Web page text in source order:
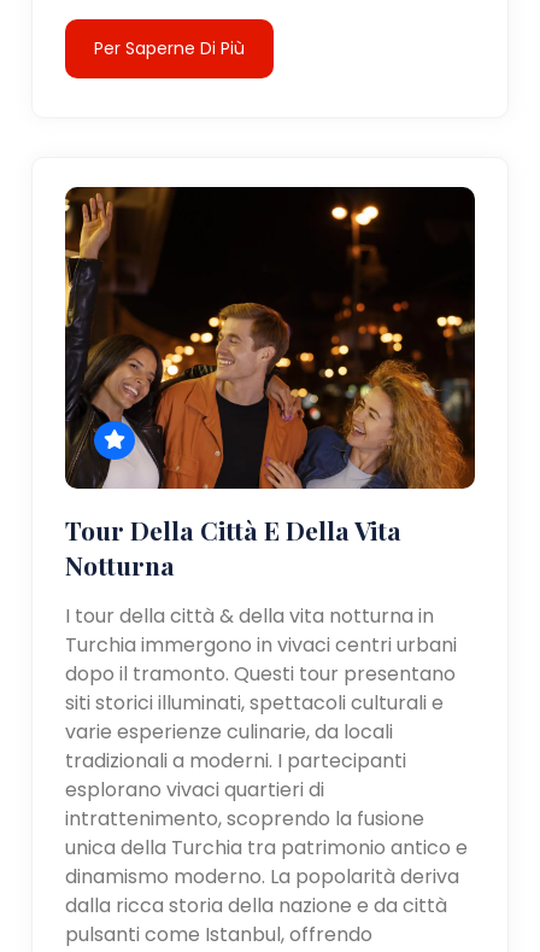
Per Saperne Di Più
Tour Della Città E Della Vita
Notturna
I tour della città & della vita notturna in
Turchia immergono in vivaci centri urbani
dopo il tramonto. Questi tour presentano
siti storici illuminati, spettacoli culturali e
varie esperienze culinarie, da locali
tradizionali a moderni. I partecipanti
esplorano vivaci quartieri di
intrattenimento, scoprendo la fusione
unica della Turchia tra patrimonio antico e
dinamismo moderno. La popolarità deriva
dalla ricca storia della nazione e da città
pulsanti come Istanbul, offrendo